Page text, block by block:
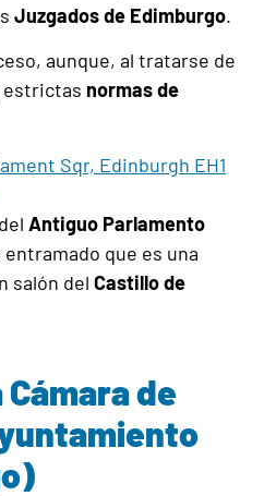
Juzgados de Edimburgo.
aunque, al tratarse de
estrictas normas de
Sqr, Edinburgh EH1
Antiguo Parlamento
que es una
salón del Castillo de
de